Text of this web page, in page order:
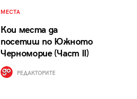
МЕСТА
Кои места да
посетиш по Южното
Черноморие (Част II)
РЕДАКТОРИТЕ